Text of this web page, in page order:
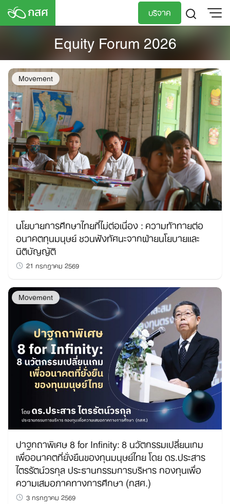
Skip
บริจาค
TH
Equity Forum 2026
Movement
นโยบายการศึกษาไทยที่ไม่ต่อเนื่อง : ความท้าทายต่อ
อนาคตทุนมนุษย์ ชวนฟังทัศนะจากฝ่ายนโยบายและ
นิติบัญญัติ
21 กรกฎาคม 2569
Movement
ปาฐกถาพิเศษ 8 for Infinity: 8 นวัตกรรมเปลี่ยนเกม
เพื่ออนาคตที่ยั่งยืนของทุนมนุษย์ไทย โดย ดร.ประสาร
ไตรรัตน์วรกุล ประธานกรรมการบริหาร กองทุนเพื่อ
ความเสมอภาคทางการศึกษา (กสศ.)
3 กรกฎาคม 2569